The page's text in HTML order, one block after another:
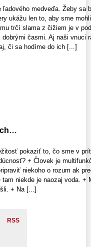
medveďa. Žeby sa
ukážu len to, aby sme
trčí slama z čižiem je v
časmi. Aj naši vnuci
či sa hodíme do ich [...]
pokaziť to, čo sme v
+ Človek je
niekoho o rozum ak
tam niekde je naozaj voda. +
+ Na [...]
RSS